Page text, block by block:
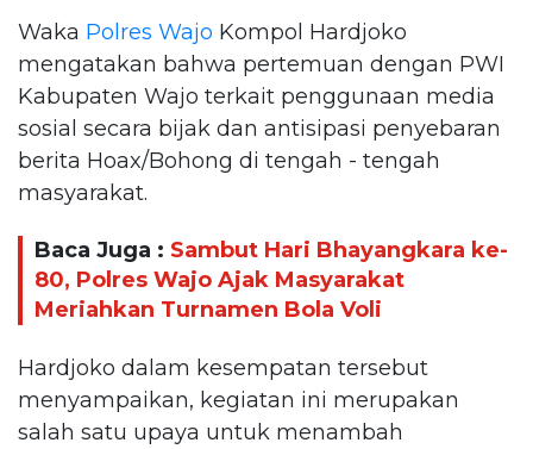
Waka Polres Wajo Kompol Hardjoko
mengatakan bahwa pertemuan dengan PWI
Kabupaten Wajo terkait penggunaan media
sosial secara bijak dan antisipasi penyebaran
berita Hoax/Bohong di tengah - tengah
masyarakat.
Baca Juga : Sambut Hari Bhayangkara ke-
80, Polres Wajo Ajak Masyarakat
Meriahkan Turnamen Bola Voli
Hardjoko dalam kesempatan tersebut
menyampaikan, kegiatan ini merupakan
salah satu upaya untuk menambah